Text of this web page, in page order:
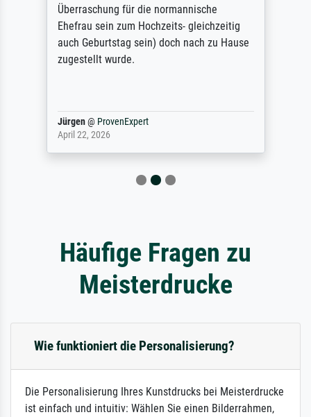
Überraschung für die normannische
Ehefrau sein zum Hochzeits- gleichzeitig
auch Geburtstag sein) doch nach zu Hause
zugestellt wurde.
Jürgen@ ProvenExpert
April 22, 2026
Häufige Fragen zu
Meisterdrucke
Wie funktioniert die Personalisierung?
Die Personalisierung Ihres Kunstdrucks bei Meisterdrucke
ist einfach und intuitiv: Wählen Sie einen Bilderrahmen,